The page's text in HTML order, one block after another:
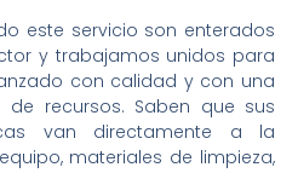
este servicio son enterados
y trabajamos unidos para
con calidad y con una
de recursos. Saben que sus
van directamente a la
materiales de limpieza,